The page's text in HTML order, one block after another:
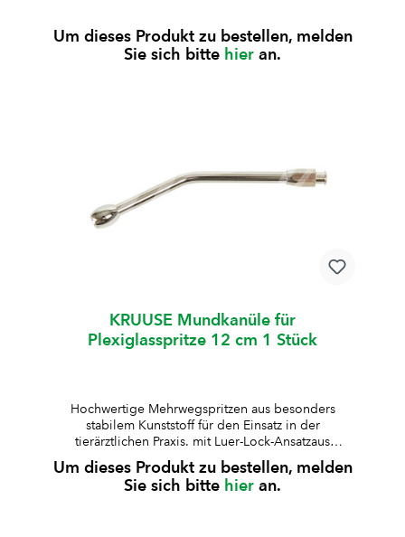
Um dieses Produkt zu bestellen, melden
Sie sich bitte hier an.
KRUUSE Mundkanüle für
Plexiglasspritze 12 cm 1 Stück
Hochwertige Mehrwegspritzen aus besonders
stabilem Kunststoff für den Einsatz in der
tierärztlichen Praxis. mit Luer-Lock-Ansatzaus
besonders stabilem Kunststoff gefertigtLuer-Lock-
Ansatz aus Metall für sichere
Verbindungenwahlweise mit graduiertem
Um dieses Produkt zu bestellen, melden
Sie sich bitte hier an.